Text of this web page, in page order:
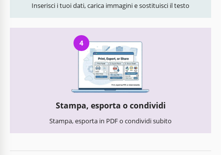
Inserisci i tuoi dati, carica immagini e sostituisci il testo
4
Stampa, esporta o condividi
Stampa, esporta in PDF o condividi subito